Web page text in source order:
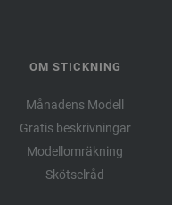
OM STICKNING
Månadens Modell
Gratis beskrivningar
Modellomräkning
Skötselråd